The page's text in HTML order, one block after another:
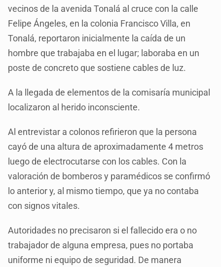
vecinos de la avenida Tonalá al cruce con la calle
Felipe Ángeles, en la colonia Francisco Villa, en
Tonalá, reportaron inicialmente la caída de un
hombre que trabajaba en el lugar; laboraba en un
poste de concreto que sostiene cables de luz.
A la llegada de elementos de la comisaría municipal
localizaron al herido inconsciente.
Al entrevistar a colonos refirieron que la persona
cayó de una altura de aproximadamente 4 metros
luego de electrocutarse con los cables. Con la
valoración de bomberos y paramédicos se confirmó
lo anterior y, al mismo tiempo, que ya no contaba
con signos vitales.
Autoridades no precisaron si el fallecido era o no
trabajador de alguna empresa, pues no portaba
uniforme ni equipo de seguridad. De manera